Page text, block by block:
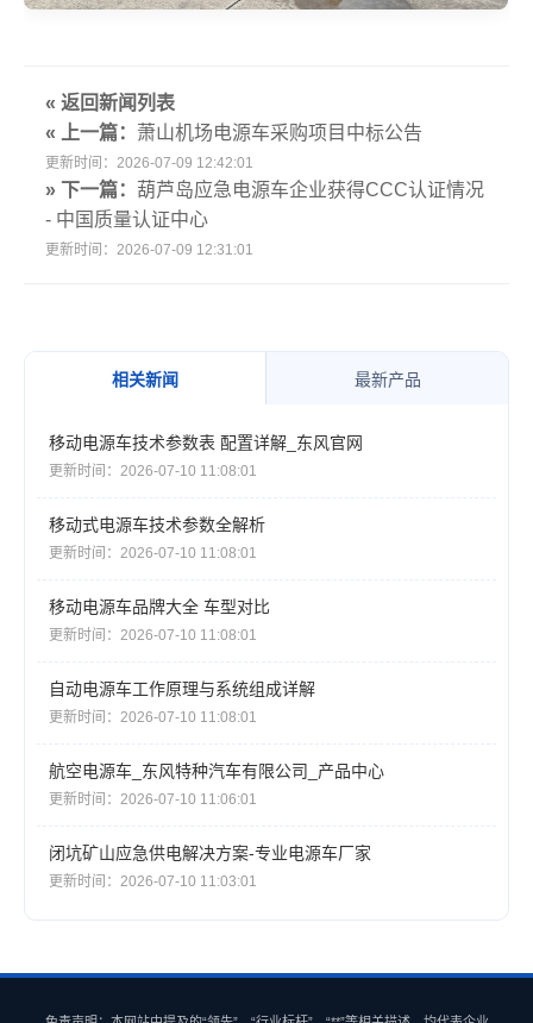
« 返回新闻列表
« 上一篇： 萧山机场电源车采购项目中标公告
更新时间：2026-07-09 12:42:01
» 下一篇： 葫芦岛应急电源车企业获得CCC认证情况
- 中国质量认证中心
更新时间：2026-07-09 12:31:01
相关新闻 最新产品
移动电源车技术参数表 配置详解_东风官网
更新时间：2026-07-10 11:08:01
移动式电源车技术参数全解析
更新时间：2026-07-10 11:08:01
移动电源车品牌大全 车型对比
更新时间：2026-07-10 11:08:01
自动电源车工作原理与系统组成详解
更新时间：2026-07-10 11:08:01
航空电源车_东风特种汽车有限公司_产品中心
更新时间：2026-07-10 11:06:01
闭坑矿山应急供电解决方案-专业电源车厂家
更新时间：2026-07-10 11:03:01